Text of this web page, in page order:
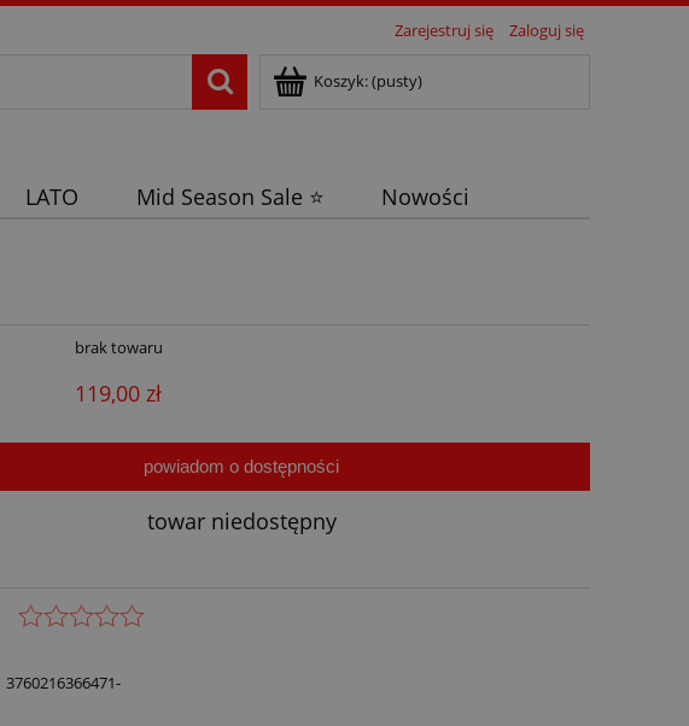
Zarejestruj się Zaloguj się
Koszyk:(pusty)
LATO Mid Season Sale ⭐ Nowości
brak towaru
119,00 zł
powiadom o dostępności
towar niedostępny
3760216366471-